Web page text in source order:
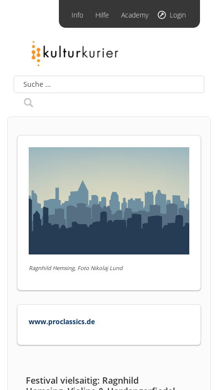
Info Hilfe Academy Login
Ragnhild Hemsing, Foto Nikolaj Lund
www.proclassics.de
Festival vielsaitig: Ragnhild